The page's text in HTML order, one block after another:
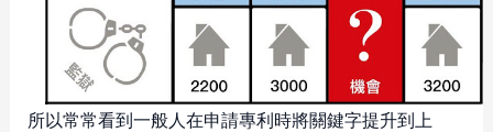
所以常常看到一般人在申請專利時將關鍵字提升到上